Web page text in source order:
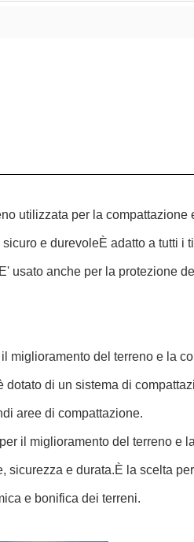
utilizzata per la compattazione
e durevoleÈ adatto a tutti i
usato anche per la protezione
miglioramento del terreno e la
di un sistema di
aree di compattazione.
il miglioramento del terreno e la
sicurezza e durata.È la scelta
e bonifica dei terreni.